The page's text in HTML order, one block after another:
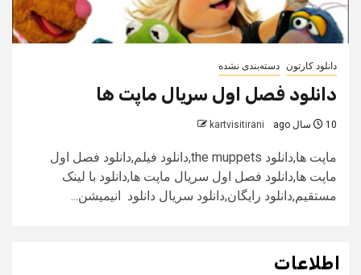
دانلود کارتون دسته‌بندی نشده
دانلود فصل اول سریال ماپت ها
10 سال ago kartvisitirani
ماپت ها,دانلود the muppets,دانلود فیلم,دانلود فصل اول
ماپت ها,دانلود فصل اول سریال ماپت ها,دانلود با لینک
مستقیم,دانلود رایگان,دانلود سریال دانلود انیمیشن...
اطلاعات